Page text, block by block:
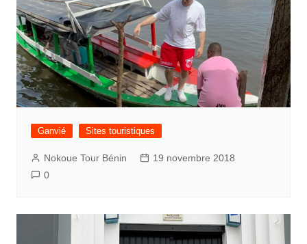
Ganvié Sites touristiques
Nokoue Tour Bénin
19 novembre 2018
0